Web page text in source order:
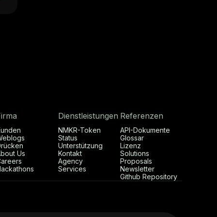
Us
Dienstleistungen
NMKR-Token
Status
Unterstützung
Kontakt
Agency
Services
Referenzen
API-Dokumente
Glossar
Lizenz
Solutions
Proposals
Newsletter
Github Repository